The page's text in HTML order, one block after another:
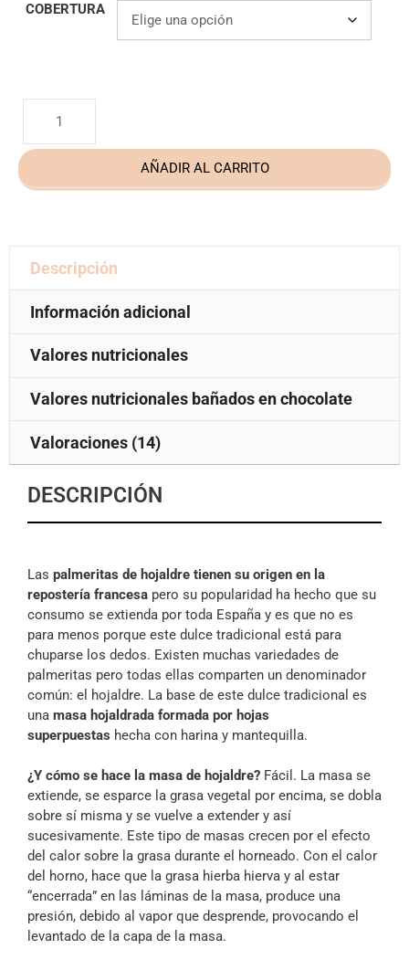
COBERTURA
AÑADIR AL CARRITO
Descripción
Información adicional
Valores nutricionales
Valores nutricionales bañados en chocolate
Valoraciones (14)
DESCRIPCIÓN
Las palmeritas de hojaldre tienen su origen en la
repostería francesa pero su popularidad ha hecho que su
consumo se extienda por toda España y es que no es
para menos porque este dulce tradicional está para
chuparse los dedos. Existen muchas variedades de
palmeritas pero todas ellas comparten un denominador
común: el hojaldre. La base de este dulce tradicional es
una masa hojaldrada formada por hojas
superpuestas hecha con harina y mantequilla.
¿Y cómo se hace la masa de hojaldre? Fácil. La masa se
extiende, se esparce la grasa vegetal por encima, se dobla
sobre sí misma y se vuelve a extender y así
sucesivamente. Este tipo de masas crecen por el efecto
del calor sobre la grasa durante el horneado. Con el calor
del horno, hace que la grasa hierba hierva y al estar
“encerrada” en las láminas de la masa, produce una
presión, debido al vapor que desprende, provocando el
levantado de la capa de la masa.